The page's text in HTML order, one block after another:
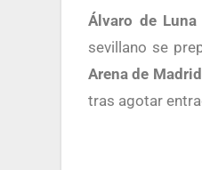
Álvaro de Luna
sevillano se
Arena de Madrid
tras agotar